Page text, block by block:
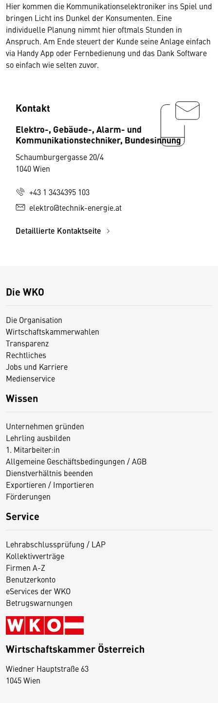
Hier kommen die Kommunikationselektroniker ins Spiel und
bringen Licht ins Dunkel der Konsumenten. Eine
individuelle Planung nimmt hier oftmals Stunden in
Anspruch. Am Ende steuert der Kunde seine Anlage einfach
via Handy App oder Fernbedienung und das Dank Software
so einfach wie selten zuvor.
Kontakt
Elektro-, Gebäude-, Alarm- und
Kommunikationstechniker, Bundesinnung
Schaumburgergasse 20/4
1040 Wien
+43 1 3434395 103
elektro@technik-energie.at
Detaillierte Kontaktseite
Die WKO
Die Organisation
Wirtschaftskammerwahlen
Transparenz
Rechtliches
Jobs und Karriere
Medienservice
Wissen
Unternehmen gründen
Lehrling ausbilden
1. Mitarbeiter:in
Allgemeine Geschäftsbedingungen / AGB
Dienstverhältnis beenden
Exportieren / Importieren
Förderungen
Service
Lehrabschlussprüfung / LAP
Kollektivverträge
Firmen A-Z
Benutzerkonto
eServices der WKO
Betrugswarnungen
Wirtschaftskammer Österreich
Wiedner Hauptstraße 63
1045 Wien
D